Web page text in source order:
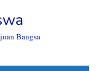
Bangsa